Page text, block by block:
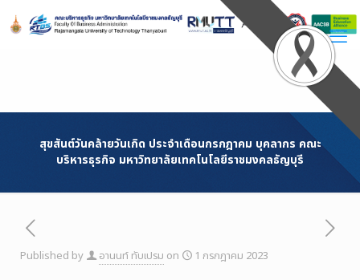
Content
สุขสันต์วันคล้ายวันเกิด ประจำเดือนกรกฎาคม บุคลากร คณะ
บริหารธุรกิจ มหาวิทยาลัยเทคโนโลยีราชมงคลธัญบุรี
Published by อานนท์ ทับเปรม on 1 กรกฎาคม 2023